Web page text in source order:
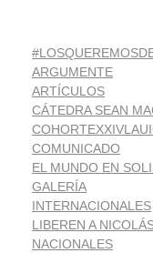
ARGUMENTE
ARTÍCULOS
CÁTEDRA SEAN
COMUNICADO
EL MUNDO EN
GALERÍA
INTERNACIONALES
LIBEREN A
NACIONALES